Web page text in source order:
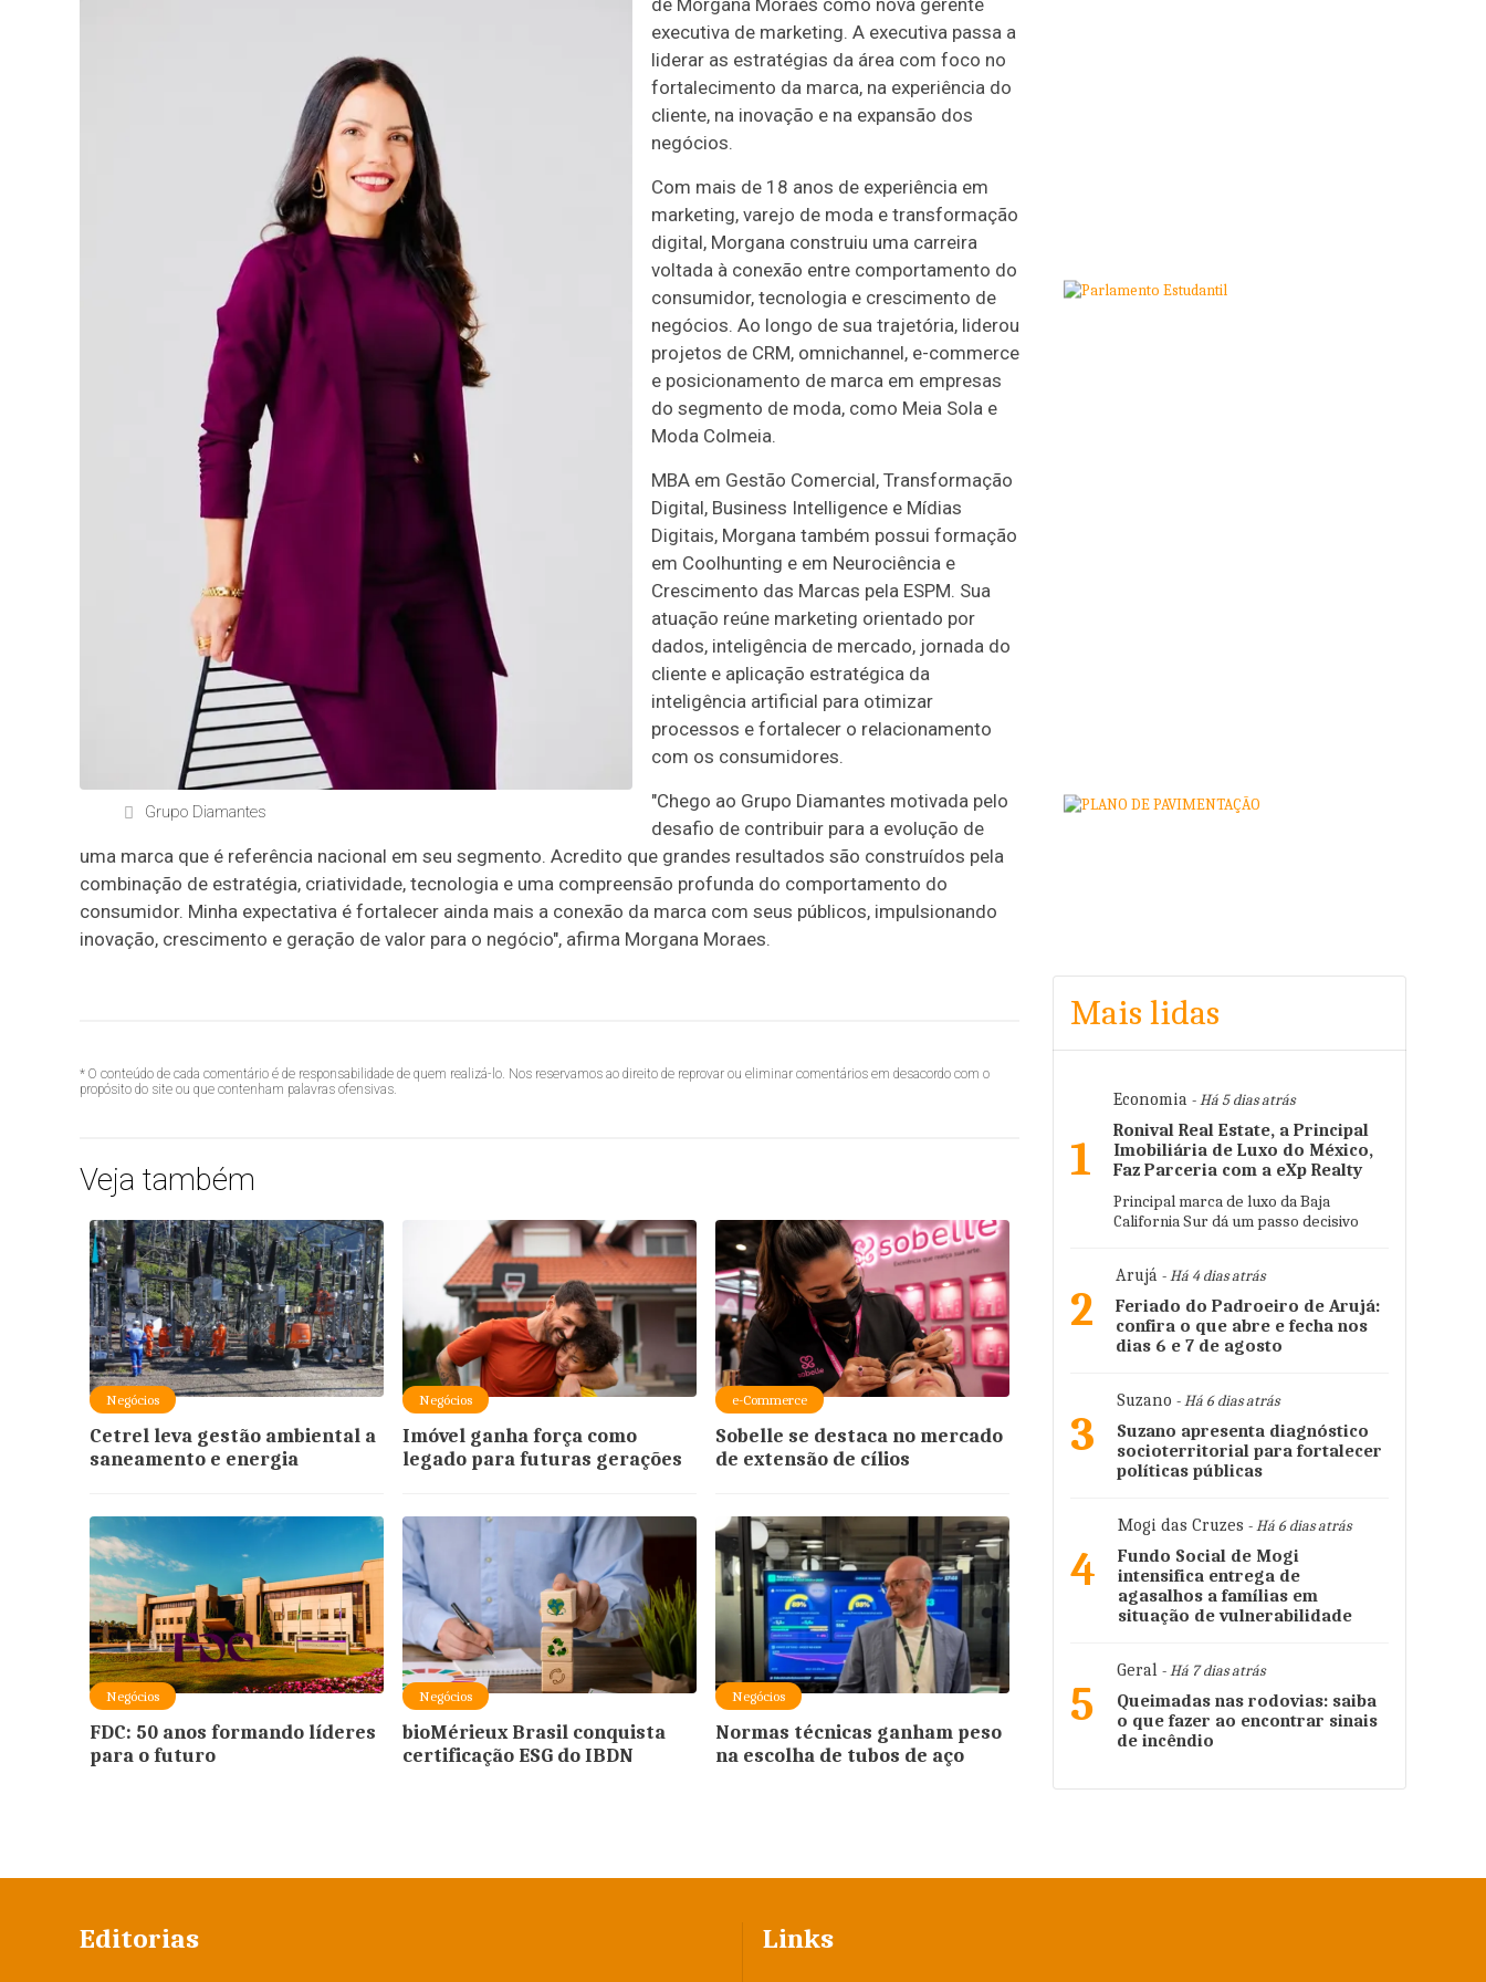
Grupo Diamantes
de Morgana Moraes como nova gerente
executiva de marketing. A executiva passa a
liderar as estratégias da área com foco no
fortalecimento da marca, na experiência do
cliente, na inovação e na expansão dos
negócios.
Com mais de 18 anos de experiência em
marketing, varejo de moda e transformação
digital, Morgana construiu uma carreira
voltada à conexão entre comportamento do
consumidor, tecnologia e crescimento de
negócios. Ao longo de sua trajetória, liderou
projetos de CRM, omnichannel, e-commerce
e posicionamento de marca em empresas
do segmento de moda, como Meia Sola e
Moda Colmeia.
MBA em Gestão Comercial, Transformação
Digital, Business Intelligence e Mídias
Digitais, Morgana também possui formação
em Coolhunting e em Neurociência e
Crescimento das Marcas pela ESPM. Sua
atuação reúne marketing orientado por
dados, inteligência de mercado, jornada do
cliente e aplicação estratégica da
inteligência artificial para otimizar
processos e fortalecer o relacionamento
com os consumidores.
"Chego ao Grupo Diamantes motivada pelo
desafio de contribuir para a evolução de
uma marca que é referência nacional em seu segmento. Acredito que grandes resultados são construídos pela
combinação de estratégia, criatividade, tecnologia e uma compreensão profunda do comportamento do
consumidor. Minha expectativa é fortalecer ainda mais a conexão da marca com seus públicos, impulsionando
inovação, crescimento e geração de valor para o negócio", afirma Morgana Moraes.
* O conteúdo de cada comentário é de responsabilidade de quem realizá-lo. Nos reservamos ao direito de reprovar ou eliminar comentários em desacordo com o
propósito do site ou que contenham palavras ofensivas.
Veja também
Negócios
Cetrel leva gestão ambiental a
saneamento e energia
Negócios
Imóvel ganha força como
legado para futuras gerações
e-Commerce
Sobelle se destaca no mercado
de extensão de cílios
Negócios
FDC: 50 anos formando líderes
para o futuro
Negócios
bioMérieux Brasil conquista
certificação ESG do IBDN
Negócios
Normas técnicas ganham peso
na escolha de tubos de aço
Mais lidas
1
Economia - Há 5 dias atrás
Ronival Real Estate, a Principal
Imobiliária de Luxo do México,
Faz Parceria com a eXp Realty
Principal marca de luxo da Baja
California Sur dá um passo decisivo
2
Arujá - Há 4 dias atrás
Feriado do Padroeiro de Arujá:
confira o que abre e fecha nos
dias 6 e 7 de agosto
3
Suzano - Há 6 dias atrás
Suzano apresenta diagnóstico
socioterritorial para fortalecer
políticas públicas
4
Mogi das Cruzes - Há 6 dias atrás
Fundo Social de Mogi
intensifica entrega de
agasalhos a famílias em
situação de vulnerabilidade
5
Geral - Há 7 dias atrás
Queimadas nas rodovias: saiba
o que fazer ao encontrar sinais
de incêndio
Editorias Links